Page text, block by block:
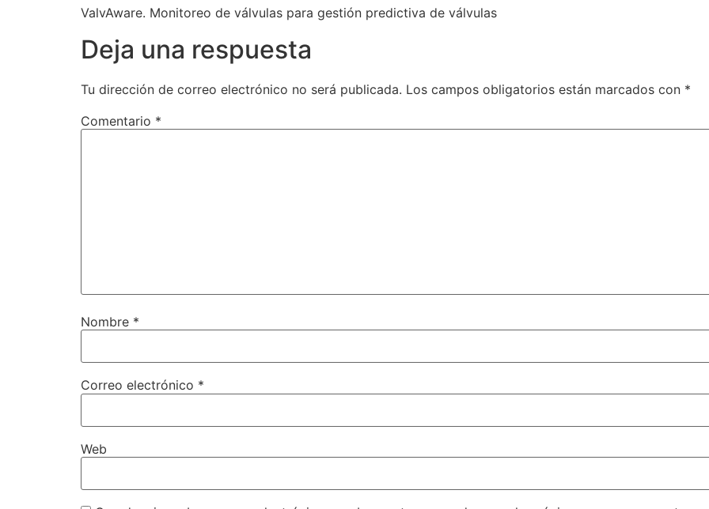
ValvAware. Monitoreo de válvulas para gestión predictiva de válvulas
Deja una respuesta
Tu dirección de correo electrónico no será publicada. Los campos obligatorios están marcados con *
Comentario *
Nombre *
Correo electrónico *
Web